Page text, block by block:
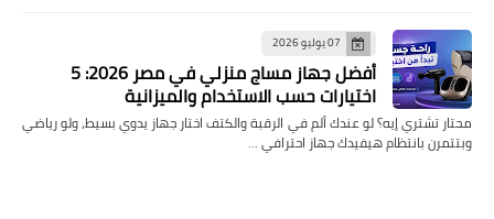
07 يوليو 2026
أفضل جهاز مساج منزلي في مصر 2026: 5
اختيارات حسب الاستخدام والميزانية
محتار تشتري إيه؟ لو عندك ألم في الرقبة والكتف اختار جهاز يدوي بسيط، ولو رياضي
وبتتمرن بانتظام هيفيدك جهاز احترافي …